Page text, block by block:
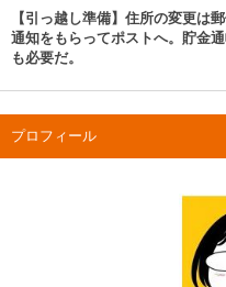
【引っ越し準備】住所の変更は
通知をもらってポストへ。貯金
も必要だ。
プロフィール